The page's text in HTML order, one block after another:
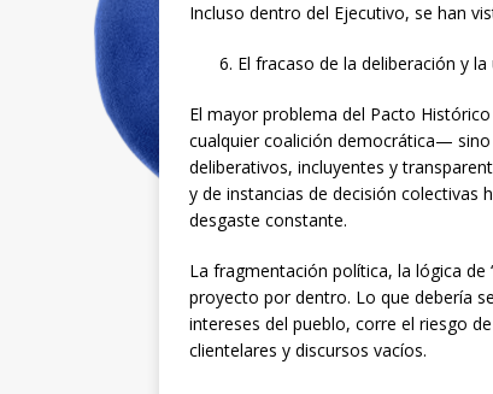
Incluso dentro del Ejecutivo, se han
El fracaso de la deliberación y
El mayor problema del Pacto
cualquier coalición democrática—
deliberativos, incluyentes y
y de instancias de decisión
desgaste constante.
La fragmentación política, la lógica
proyecto por dentro. Lo que debería
intereses del pueblo, corre el riesgo
clientelares y discursos vacíos.